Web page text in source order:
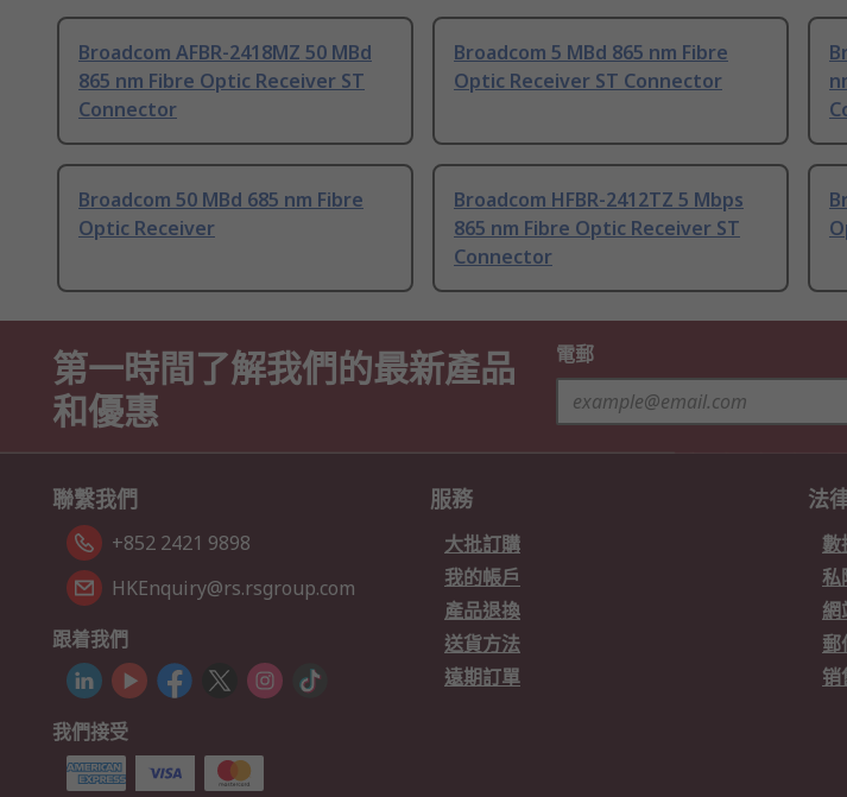
Broadcom AFBR-2418MZ 50 MBd
865 nm Fibre Optic Receiver ST
Connector
Broadcom 5 MBd 865 nm Fibre
Optic Receiver ST Connector
Broadcom 50 MBd 685 nm Fibre
Optic Receiver
Broadcom HFBR-2412TZ 5 Mbps
865 nm Fibre Optic Receiver ST
Connector
第一時間了解我們的最新產品
和優惠
電郵
聯繫我們
+852 2421 9898
HKEnquiry@rs.rsgroup.com
跟着我們
我們接受
服務
大批訂購
我的帳戶
產品退換
送貨方法
遠期訂單
法
數
私
網
郵
销